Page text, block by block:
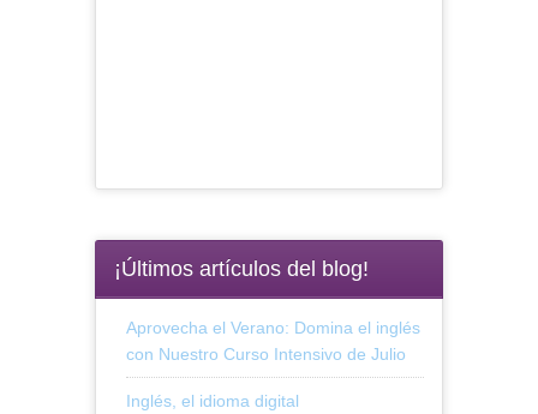
¡Últimos artículos del blog!
Aprovecha el Verano: Domina el inglés
con Nuestro Curso Intensivo de Julio
Inglés, el idioma digital